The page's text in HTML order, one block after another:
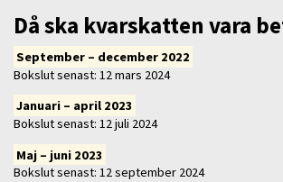
Då ska kvarskatten vara
September – december 2022
Bokslut senast: 12 mars 2024
Januari – april 2023
Bokslut senast: 12 juli 2024
Maj – juni 2023
Bokslut senast: 12 september 2024